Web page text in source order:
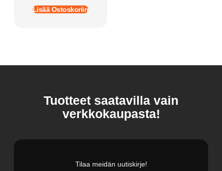
Lisää Ostoskoriin
Tuotteet saatavilla vain
verkkokaupasta!
Tilaa meidän uutiskirje!